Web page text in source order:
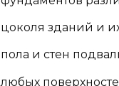
цоколя зданий и
пола и стен
любых